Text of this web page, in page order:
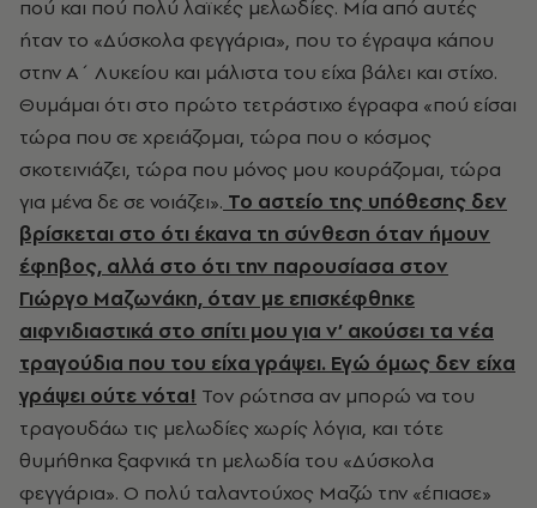
πού και πού πολύ λαϊκές μελωδίες. Μία από αυτές
ήταν το «Δύσκολα φεγγάρια», που το έγραψα κάπου
στην Α΄ Λυκείου και μάλιστα του είχα βάλει και στίχο.
Θυμάμαι ότι στο πρώτο τετράστιχο έγραφα «πού είσαι
τώρα που σε χρειάζομαι, τώρα που ο κόσμος
σκοτεινιάζει, τώρα που μόνος μου κουράζομαι, τώρα
για μένα δε σε νοιάζει». Το αστείο της υπόθεσης δεν
βρίσκεται στο ότι έκανα τη σύνθεση όταν ήμουν
έφηβος, αλλά στο ότι την παρουσίασα στον
Γιώργο Μαζωνάκη, όταν με επισκέφθηκε
αιφνιδιαστικά στο σπίτι μου για ν’ ακούσει τα νέα
τραγούδια που του είχα γράψει. Εγώ όμως δεν είχα
γράψει ούτε νότα! Τον ρώτησα αν μπορώ να του
τραγουδάω τις μελωδίες χωρίς λόγια, και τότε
θυμήθηκα ξαφνικά τη μελωδία του «Δύσκολα
φεγγάρια». Ο πολύ ταλαντούχος Μαζώ την «έπιασε»